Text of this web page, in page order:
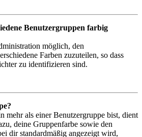
Benutzergruppen farbig
möglich, den
Farben zuzuteilen, so dass
zu identifizieren sind.
mehr als einer Benutzergruppe bist, dient
deine Gruppenfarbe sowie den
dir standardmäßig angezeigt wird,